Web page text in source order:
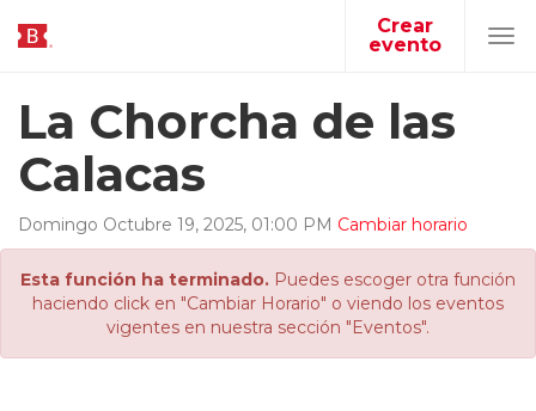
Crear
evento
La Chorcha de las
Calacas
Domingo Octubre 19, 2025, 01:00 PM Cambiar horario
Esta función ha terminado. Puedes escoger otra función
haciendo click en "Cambiar Horario" o viendo los eventos
vigentes en nuestra sección "Eventos".